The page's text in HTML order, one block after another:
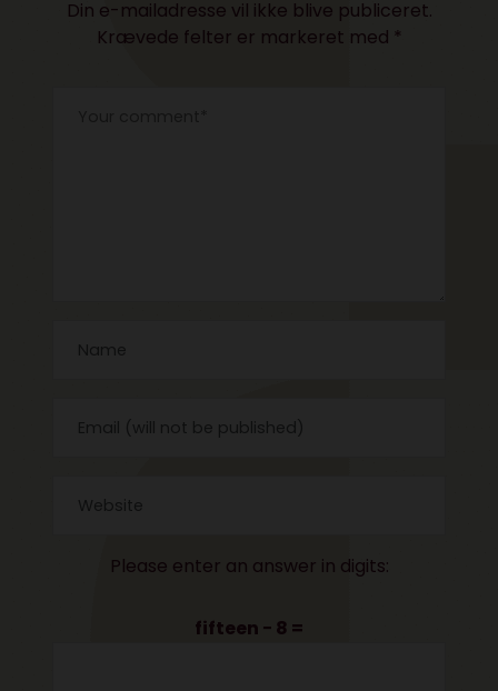
Din e-mailadresse vil ikke blive publiceret.
Krævede felter er markeret med *
Please enter an answer in digits:
fifteen − 8 =